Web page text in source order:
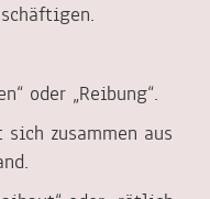
oder „Reibung“.
sich zusammen aus